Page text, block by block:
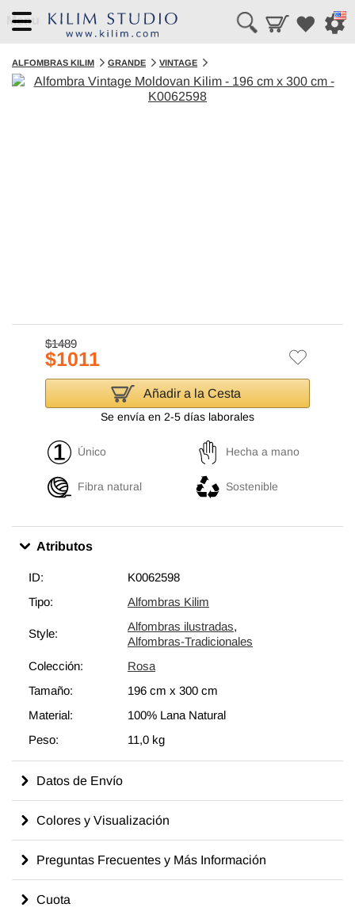
Menu
ALFOMBRAS KILIM GRANDE VINTAGE
$1489
$1011
Añadir a la Cesta
Se envía en 2-5 días laborales
Único Hecha a mano
Fibra natural Sostenible
Atributos
ID:
K0062598
Tipo:
Alfombras Kilim
Style:
Alfombras ilustradas,
Alfombras-Tradicionales
Colección:
Rosa
Tamaño:
196 cm x 300 cm
Material:
100% Lana Natural
Peso:
11,0 kg
Datos de Envío
Colores y Visualización
Preguntas Frecuentes y Más Información
Cuota